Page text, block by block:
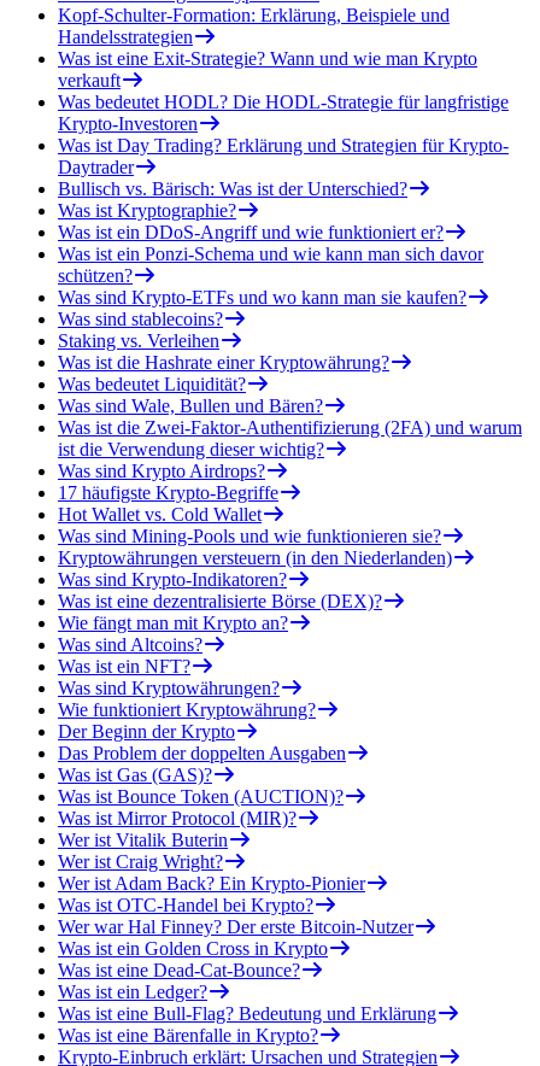
Kopf-Schulter-Formation: Erklärung, Beispiele und
Handelsstrategien
Was ist eine Exit-Strategie? Wann und wie man Krypto
verkauft
Was bedeutet HODL? Die HODL-Strategie für langfristige
Krypto-Investoren
Was ist Day Trading? Erklärung und Strategien für Krypto-
Daytrader
Bullisch vs. Bärisch: Was ist der Unterschied?
Was ist Kryptographie?
Was ist ein DDoS-Angriff und wie funktioniert er?
Was ist ein Ponzi-Schema und wie kann man sich davor
schützen?
Was sind Krypto-ETFs und wo kann man sie kaufen?
Was sind stablecoins?
Staking vs. Verleihen
Was ist die Hashrate einer Kryptowährung?
Was bedeutet Liquidität?
Was sind Wale, Bullen und Bären?
Was ist die Zwei-Faktor-Authentifizierung (2FA) und warum
ist die Verwendung dieser wichtig?
Was sind Krypto Airdrops?
17 häufigste Krypto-Begriffe
Hot Wallet vs. Cold Wallet
Was sind Mining-Pools und wie funktionieren sie?
Kryptowährungen versteuern (in den Niederlanden)
Was sind Krypto-Indikatoren?
Was ist eine dezentralisierte Börse (DEX)?
Wie fängt man mit Krypto an?
Was sind Altcoins?
Was ist ein NFT?
Was sind Kryptowährungen?
Wie funktioniert Kryptowährung?
Der Beginn der Krypto
Das Problem der doppelten Ausgaben
Was ist Gas (GAS)?
Was ist Bounce Token (AUCTION)?
Was ist Mirror Protocol (MIR)?
Wer ist Vitalik Buterin
Wer ist Craig Wright?
Wer ist Adam Back? Ein Krypto-Pionier
Was ist OTC-Handel bei Krypto?
Wer war Hal Finney? Der erste Bitcoin-Nutzer
Was ist ein Golden Cross in Krypto
Was ist eine Dead-Cat-Bounce?
Was ist ein Ledger?
Was ist eine Bull-Flag? Bedeutung und Erklärung
Was ist eine Bärenfalle in Krypto?
Krypto-Einbruch erklärt: Ursachen und Strategien